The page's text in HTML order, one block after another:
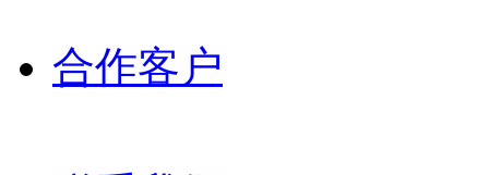
合作客户